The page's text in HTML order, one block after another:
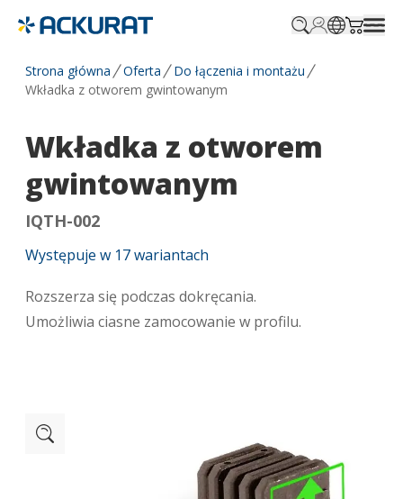
Strona główna Oferta
Do łączenia i montażu
Wkładka z otworem gwintowanym
Wkładka z otworem
gwintowanym
IQTH-002
Występuje w 17wariantach
Rozszerza się podczas dokręcania.
Umożliwia ciasne zamocowanie w profilu.